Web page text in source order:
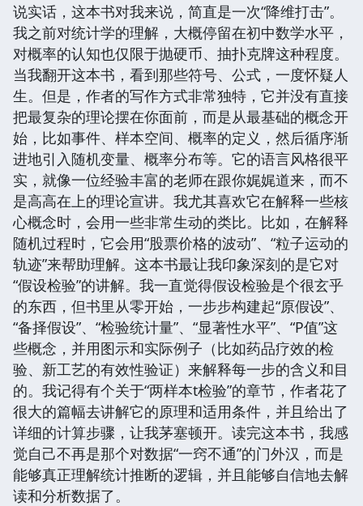
说实话，这本书对我来说，简直是一次“降维打击”。
我之前对统计学的理解，大概停留在初中数学水平，
对概率的认知也仅限于抛硬币、抽扑克牌这种程度。
当我翻开这本书，看到那些符号、公式，一度怀疑人
生。但是，作者的写作方式非常独特，它并没有直接
把最复杂的理论摆在你面前，而是从最基础的概念开
始，比如事件、样本空间、概率的定义，然后循序渐
进地引入随机变量、概率分布等。它的语言风格很平
实，就像一位经验丰富的老师在跟你娓娓道来，而不
是高高在上的理论宣讲。我尤其喜欢它在解释一些核
心概念时，会用一些非常生动的类比。比如，在解释
随机过程时，它会用“股票价格的波动”、“粒子运动的
轨迹”来帮助理解。这本书最让我印象深刻的是它对
“假设检验”的讲解。我一直觉得假设检验是个很玄乎
的东西，但书里从零开始，一步步构建起“原假设”、
“备择假设”、“检验统计量”、“显著性水平”、“P值”这
些概念，并用图示和实际例子（比如药品疗效的检
验、新工艺的有效性验证）来解释每一步的含义和目
的。我记得有个关于“两样本t检验”的章节，作者花了
很大的篇幅去讲解它的原理和适用条件，并且给出了
详细的计算步骤，让我茅塞顿开。读完这本书，我感
觉自己不再是那个对数据“一窍不通”的门外汉，而是
能够真正理解统计推断的逻辑，并且能够自信地去解
读和分析数据了。